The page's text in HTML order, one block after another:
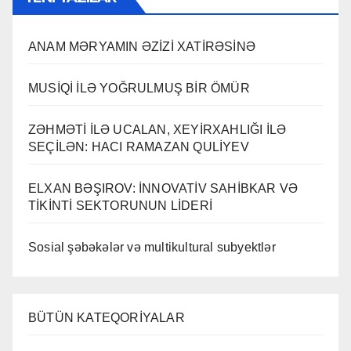
ANAM MƏRYAMIN ƏZİZİ XATİRƏSİNƏ
MUSİQİ İLƏ YOĞRULMUŞ BİR ÖMÜR
ZƏHMƏTİ İLƏ UCALAN, XEYİRXAHLIĞI İLƏ
SEÇİLƏN: HACI RAMAZAN QULİYEV
ELXAN BƏŞIROV: İNNOVATİV SAHİBKAR VƏ
TİKİNTİ SEKTORUNUN LİDERİ
Sosial şəbəkələr və multikultural subyektlər
BÜTÜN KATEQORİYALAR